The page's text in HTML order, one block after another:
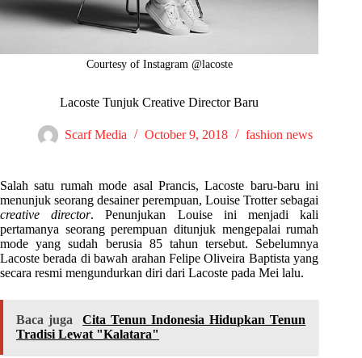
Courtesy of Instagram @lacoste
Lacoste Tunjuk Creative Director Baru
Scarf Media October 9, 2018 fashion news
Salah satu rumah mode asal Prancis, Lacoste baru-baru ini
menunjuk seorang desainer perempuan, Louise Trotter sebagai
creative director. Penunjukan Louise ini menjadi kali
pertamanya seorang perempuan ditunjuk mengepalai rumah
mode yang sudah berusia 85 tahun tersebut. Sebelumnya
Lacoste berada di bawah arahan Felipe Oliveira Baptista yang
secara resmi mengundurkan diri dari Lacoste pada Mei lalu.
Baca juga
Cita Tenun Indonesia Hidupkan Tenun
Tradisi Lewat "Kalatara"